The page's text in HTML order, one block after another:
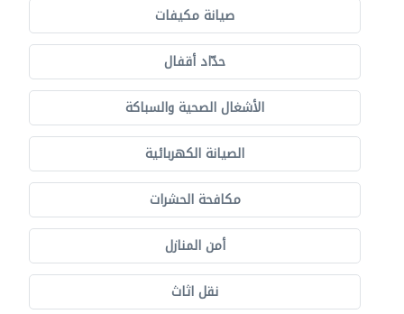
صيانة مكيفات
حدّاد أقفال
الأشغال الصحية والسباكة
الصيانة الكهربائية
مكافحة الحشرات
أمن المنازل
نقل اثاث